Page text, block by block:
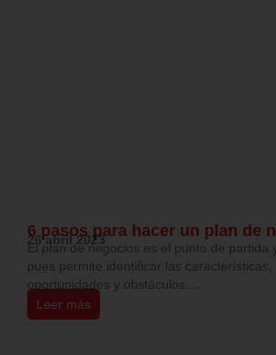
6 pasos para hacer un plan de
26 abril 2023
El plan de negocios es el punto de partida
pues permite identificar las características,
oportunidades y obstáculos....
Leer más